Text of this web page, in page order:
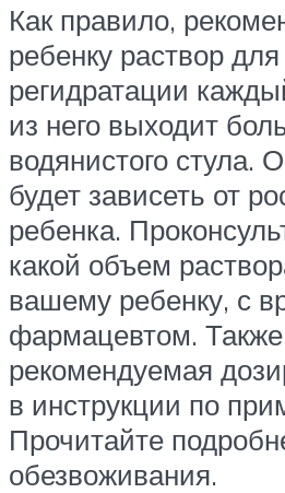
Как правило,
ребенку раствор
регидратации
из него выходит
водянистого стула.
будет зависеть от
ребенка.
какой объем
вашему ребенку, с
фармацевтом. Также
рекомендуемая
в инструкции по
Прочитайте
обезвоживания.